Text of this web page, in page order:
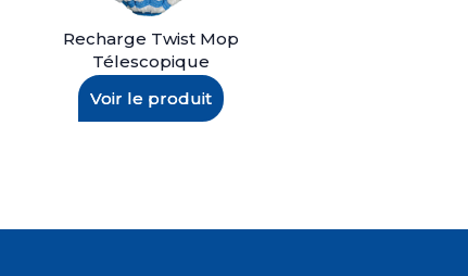
Recharge Twist Mop
Télescopique
Voir le produit